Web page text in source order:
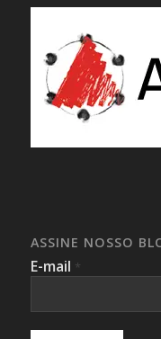
ASSINE NOSSO
E-mail *